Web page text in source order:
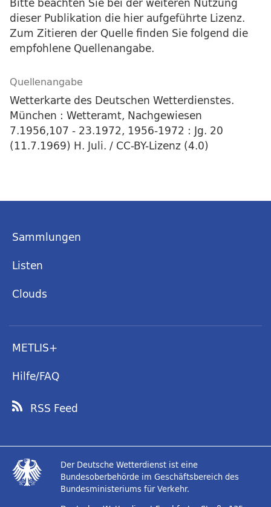
dieser Publikation die hier aufgeführte Lizenz.
Zum Zitieren der Quelle finden Sie folgend die
empfohlene Quellenangabe.
Quellenangabe
Wetterkarte des Deutschen Wetterdienstes.
München : Wetteramt, Nachgewiesen
7.1956,107 - 23.1972, 1956-1972 : Jg. 20
(11.7.1969) H. Juli. / CC-BY-Lizenz (4.0)
Sammlungen
Listen
Clouds
METLIS+
Hilfe/FAQ
RSS Feed
Der Deutsche Wetterdienst ist eine
Bundesoberbehörde im Geschäftsbereich des
Bundesministeriums für Verkehr.